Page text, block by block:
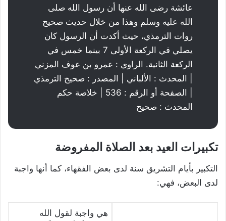
عائشة رضى الله عنها أن رسول الله صلى
الله عليه وسلم وهذا من خلال حديث صحيح
روات الترمذي، حيث أكدت أن الرسول كان
يصلي في الركعة الأولى 7 بينما خمس في
الركعة الثانية. الراوي : عمرو بن عوف المزني
| المحدث : الألباني | المصدر : صحيح الترمذي
| الصفحة أو الرقم : 536 | خلاصة حكم
المحدث : صحيح
تكبيرات العيد بعد الصلاة المفروضة
التكبير بأيام التشريق سنة لدى بعض الفقهاء، كما أنها واجبة
لدى البعض، فهي:
هي واجبة لقول الله